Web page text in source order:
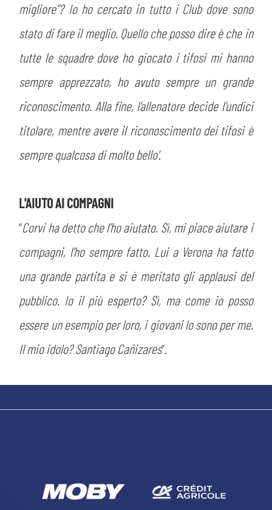
CERCA
migliore”? Io ho cercato in tutto i Club dove sono
stato di fare il meglio. Quello che posso dire è che in
tutte le squadre dove ho giocato i tifosi mi hanno
sempre apprezzato, ho avuto sempre un grande
riconoscimento. Alla fine, l’allenatore decide l’undici
titolare, mentre avere il riconoscimento dei tifosi è
sempre qualcosa di molto bello'.
L'AIUTO AI COMPAGNI
“Corvi ha detto che l’ho aiutato. Sì, mi piace aiutare i
compagni, l’ho sempre fatto. Lui a Verona ha fatto
una grande partita e si è meritato gli applausi del
pubblico. Io il più esperto? Sì, ma come io posso
essere un esempio per loro, i giovani lo sono per me.
Il mio idolo? Santiago Cañizares”.
abilitato
ACCETTA E SALVA